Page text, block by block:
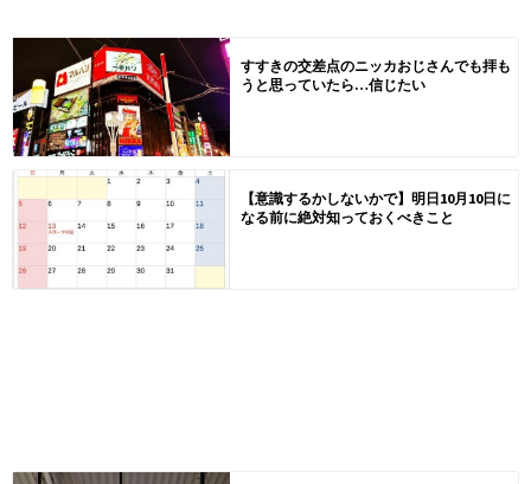
すすきの交差点のニッカおじさんでも拝も
うと思っていたら…信じたい
【意識するかしないかで】明日10月10日に
なる前に絶対知っておくべきこと